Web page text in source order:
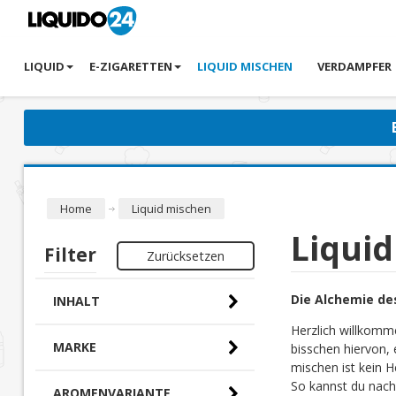
LIQUID E-ZIGARETTEN LIQUID MISCHEN VERDAMPFER
Home Liquid mischen
Die Alchemie
Herzlich
bisschen hiervon,
mischen ist kein
So kannst du
Filter Zurücksetzen
INHALT
MARKE